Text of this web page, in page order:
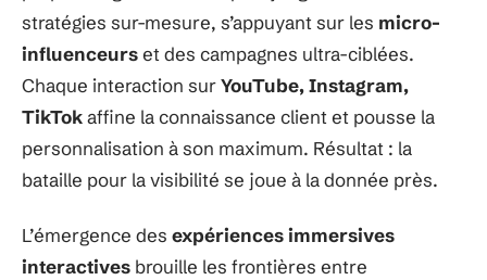
stratégies sur-mesure, s’appuyant sur les micro-
influenceurset des campagnes ultra-ciblées.
Chaque interaction surYouTube, Instagram,
TikTokaffine la connaissance client et pousse la
personnalisation à son maximum. Résultat : la
bataille pour la visibilité se joue à la donnée près.
L’émergence des expériences immersives
interactives brouille les frontières entre